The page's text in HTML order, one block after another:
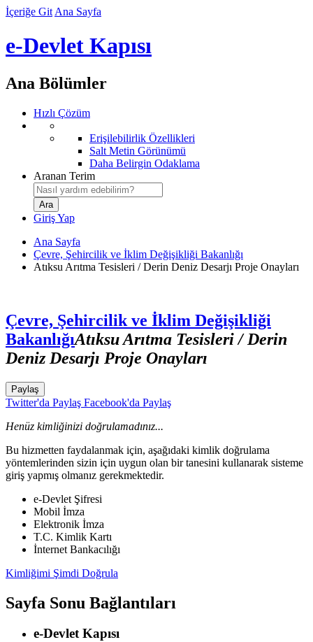
İçeriğe Git Ana Sayfa
e-Devlet Kapısı
Ana Bölümler
Hızlı Çözüm
Erişilebilirlik Özellikleri
Salt Metin Görünümü
Daha Belirgin Odaklama
Aranan Terim
Giriş Yap
Ana Sayfa
Çevre, Şehircilik ve İklim Değişikliği Bakanlığı
Atıksu Arıtma Tesisleri / Derin Deniz Desarjı Proje Onayları
Çevre, Şehircilik ve İklim Değişikliği
BakanlığıAtıksu Arıtma Tesisleri / Derin
Deniz Desarjı Proje Onayları
Paylaş
Twitter'da Paylaş Facebook'da Paylaş
Henüz kimliğinizi doğrulamadınız...
Bu hizmetten faydalanmak için, aşağıdaki kimlik doğrulama
yöntemlerinden sizin için uygun olan bir tanesini kullanarak sisteme
giriş yapmış olmanız gerekmektedir.
e-Devlet Şifresi
Mobil İmza
Elektronik İmza
T.C. Kimlik Kartı
İnternet Bankacılığı
Kimliğimi Şimdi Doğrula
Sayfa Sonu Bağlantıları
e-Devlet Kapısı